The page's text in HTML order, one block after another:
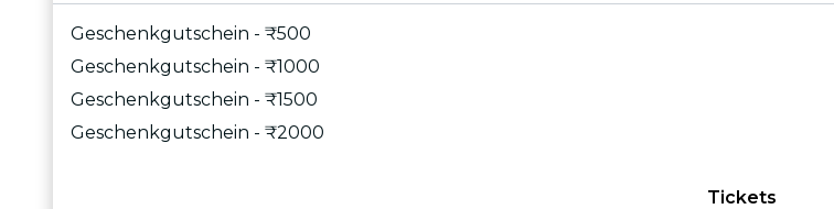
Geschenkgutschein - ₹500
Geschenkgutschein - ₹1000
Geschenkgutschein - ₹1500
Geschenkgutschein - ₹2000
Tickets